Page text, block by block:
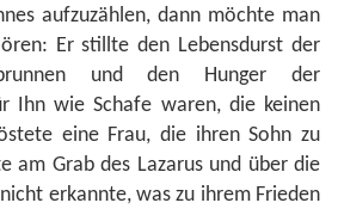
aufzuzählen, dann möchte man
Er stillte den Lebensdurst der
und den Hunger der
Ihn wie Schafe waren, die keinen
eine Frau, die ihren Sohn zu
am Grab des Lazarus und über die
erkannte, was zu ihrem Frieden